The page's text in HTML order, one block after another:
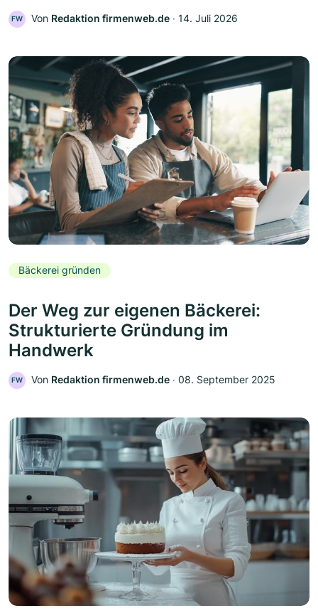
FW Von Redaktion firmenweb.de ‧ 14. Juli 2026
Bäckerei gründen
Der Weg zur eigenen Bäckerei:
Strukturierte Gründung im
Handwerk
FW Von Redaktion firmenweb.de ‧ 08. September 2025